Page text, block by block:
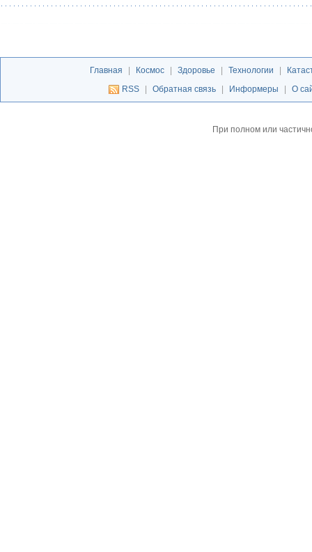
Главная Космос Здоровье Технологии
RSS
Обратная связь Информеры О
При полном или